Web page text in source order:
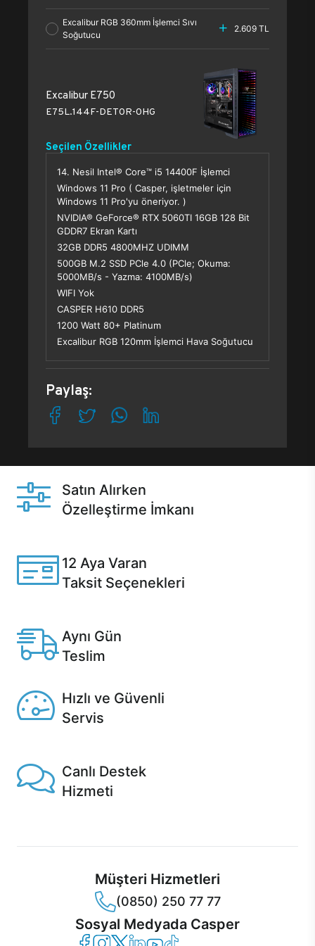
Excalibur RGB 360mm İşlemci Sıvı
Soğutucu
2.609 TL
Excalibur E750
E75L.144F-DET0R-0HG
Seçilen Özellikler
14. Nesil Intel® Core™ i5 14400F İşlemci
Windows 11 Pro ( Casper, işletmeler için
Windows 11 Pro'yu öneriyor. )
NVIDIA® GeForce® RTX 5060TI 16GB 128 Bit
GDDR7 Ekran Kartı
32GB DDR5 4800MHZ UDIMM
500GB M.2 SSD PCle 4.0 (PCle; Okuma:
5000MB/s - Yazma: 4100MB/s)
WIFI Yok
CASPER H610 DDR5
1200 Watt 80+ Platinum
Excalibur RGB 120mm İşlemci Hava Soğutucu
Paylaş:
Satın Alırken
Özelleştirme İmkanı
12 Aya Varan
Taksit Seçenekleri
Aynı Gün
Teslim
Hızlı ve Güvenli
Servis
Canlı Destek
Hizmeti
Müşteri Hizmetleri
(0850) 250 77 77
Sosyal Medyada Casper
Casper Facebook
Casper Instagram
Casper Twitter
Casper LinkedIn
Casper YouTube
Casper TikTok